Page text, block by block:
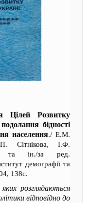
Цілей Розвитку
бідності
населення./ Е.М.
Сітнікова, І.Ф.
та ін./за ред.
демографії та
138с.
розглядаються
відповідно до